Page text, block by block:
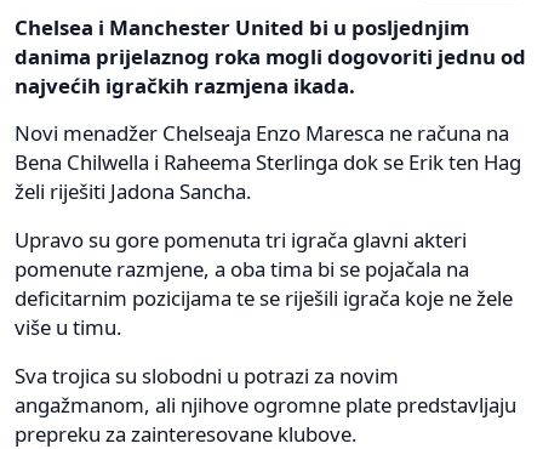
Chelsea i Manchester United bi u posljednjim
danima prijelaznog roka mogli dogovoriti jednu od
najvećih igračkih razmjena ikada.
Novi menadžer Chelseaja Enzo Maresca ne računa na
Bena Chilwella i Raheema Sterlinga dok se Erik ten Hag
želi riješiti Jadona Sancha.
Upravo su gore pomenuta tri igrača glavni akteri
pomenute razmjene, a oba tima bi se pojačala na
deficitarnim pozicijama te se riješili igrača koje ne žele
više u timu.
Sva trojica su slobodni u potrazi za novim
angažmanom, ali njihove ogromne plate predstavljaju
prepreku za zainteresovane klubove.